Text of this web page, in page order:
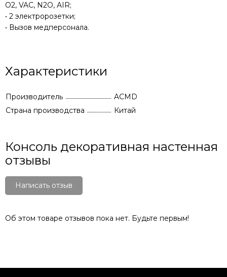
O2, VAC, N2O, AIR;
• 2 электророзетки;
• Вызов медперсонала.
Характеристики
Производитель
ACMD
Страна производства
Китай
Консоль декоративная настенная
отзывы
Написать отзыв
Об этом товаре отзывов пока нет. Будьте первым!